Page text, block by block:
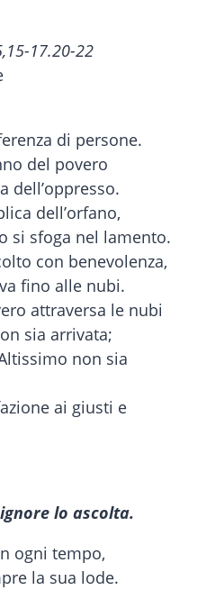
17.20-22
di persone.
del povero
dell’oppresso.
dell’orfano,
si sfoga nel lamento.
con benevolenza,
fino alle nubi.
attraversa le nubi
sia arrivata;
non sia
ai giusti e
lo ascolta.
ogni tempo,
la sua lode.